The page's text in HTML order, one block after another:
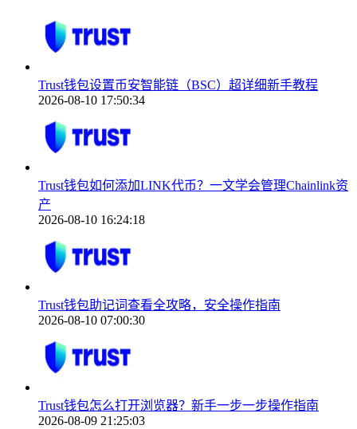
Trust钱包设置币安智能链（BSC）超详细新手教程
2026-08-10 17:50:34
Trust钱包如何添加LINK代币？一文学会管理Chainlink资
产
2026-08-10 16:24:18
Trust钱包助记词查看全攻略，安全操作指南
2026-08-10 07:00:30
Trust钱包怎么打开浏览器？新手一步一步操作指南
2026-08-09 21:25:03